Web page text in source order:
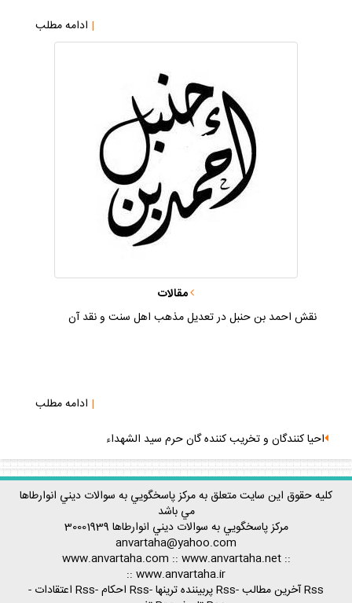
| ادامه مطلب
مقالات
نقش احمد بن حنبل در تعديل مذهب اهل سنت و نقد آن
| ادامه مطلب
احيا كنندگان و تخريب كننده گان حرم سيد الشهداء
كليه حقوق اين سايت متعلق به مركز پاسخگويي به سوالات ديني انوارطاها
مي باشد
مركز پاسخگويي به سوالات ديني انوارطاها 30001939
anvartaha@yahoo.com
www.anvartaha.com :: www.anvartaha.net::
www.anvartaha.ir
::
Rss آخرين مطالب
-Rss پربيننده ترينها -Rss احكام -Rss اعتقادات
-